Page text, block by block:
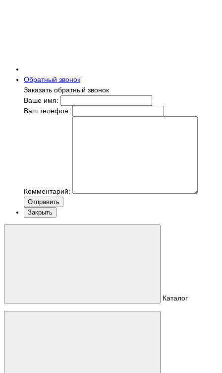
Обратный звонок
Заказать обратный звонок
Ваше имя:
Ваш телефон:
Комментарий:
Отправить
Закрыть
Каталог